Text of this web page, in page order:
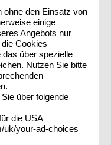
ohne den Einsatz von
einige
Angebots nur
Cookies
über spezielle
Nutzen Sie bitte
über folgende
die USA
uk/your-ad-choices